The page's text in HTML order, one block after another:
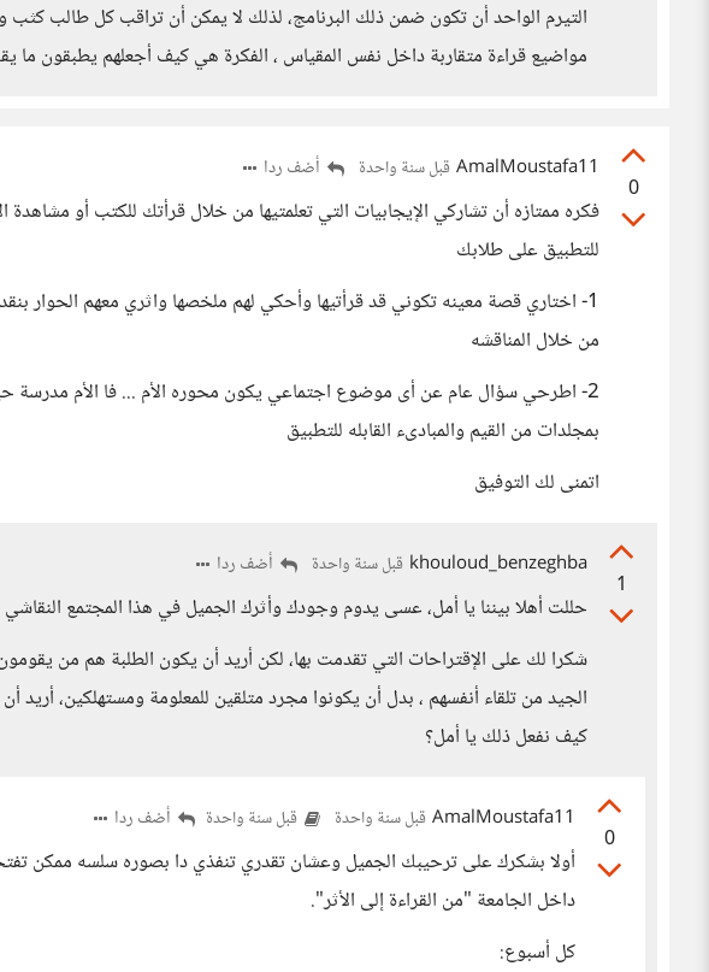
التيرم الواحد أن تكون ضمن ذلك البرنامج، لذلك لا يمكن أن تراقب كل طالب
مواضيع قراءة متقاربة داخل نفس المقياس ، الفكرة هي كيف أجعلهم يطبقون ما
0
AmalMoustafa11 قبل سنة واحدة أضف ردا
فكره ممتازه أن تشاركي الإيجابيات التي تعلمتيها من خلال قرأتك للكتب أو مشاهدة
للتطبيق على طلابك
1- اختاري قصة معينه تكوني قد قرأتيها وأحكي لهم ملخصها واثري معهم الحوار
من خلال المناقشه
2- اطرحي سؤال عام عن أى موضوع اجتماعي يكون محوره الأم ... فا الأم
بمجلدات من القيم والمبادىء القابله للتطبيق
اتمنى لك التوفيق
1
khouloud_benzeghba قبل سنة واحدة أضف ردا
حللت أهلا بيننا يا أمل، عسى يدوم وجودك وأثرك الجميل في هذا المجتمع النقاشي
شكرا لك على الإقتراحات التي تقدمت بها، لكن أريد أن يكون الطلبة هم من
الجيد من تلقاء أنفسهم ، بدل أن يكونوا مجرد متلقين للمعلومة ومستهلكين، أريد
كيف نفعل ذلك يا أمل؟
0
AmalMoustafa11 قبل سنة واحدة قبل سنة واحدة أضف ردا
أولا بشكرك على ترحيبك الجميل وعشان تقدري تنفذي دا بصوره سلسه ممكن
داخل الجامعة "من القراءة إلى الأثر".
كل أسبوع: